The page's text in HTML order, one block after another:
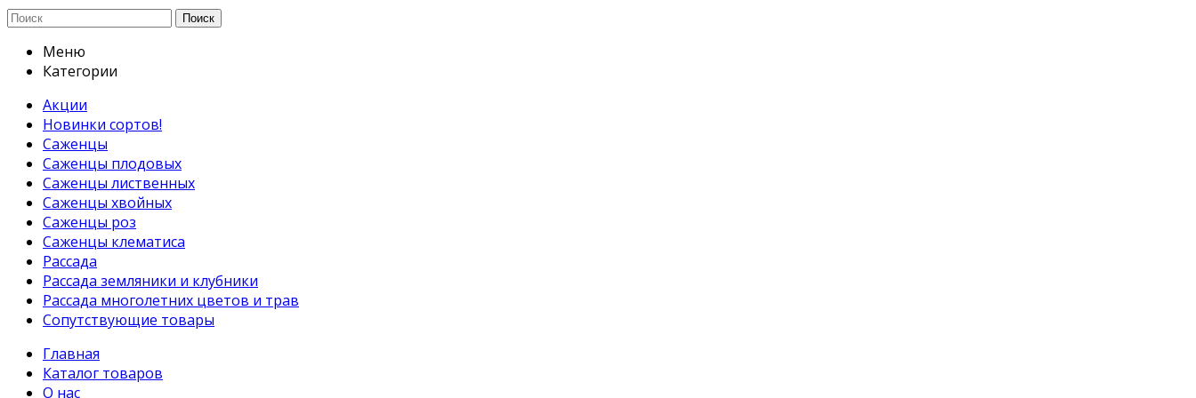
Поиск
Меню
Категории
Акции
Новинки сортов!
Саженцы
Саженцы плодовых
Саженцы лиственных
Саженцы хвойных
Саженцы роз
Саженцы клематиса
Рассада
Рассада земляники и клубники
Рассада многолетних цветов и трав
Сопутствующие товары
Главная
Каталог товаров
О нас